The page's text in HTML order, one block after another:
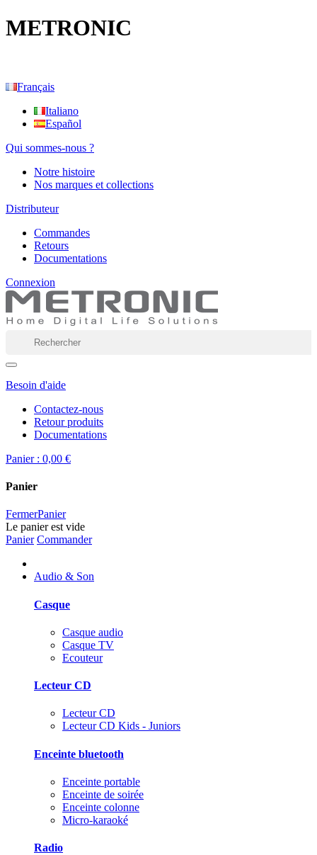
METRONIC
Français
Italiano
Español
Qui sommes-nous ?
Notre histoire
Nos marques et collections
Distributeur
Commandes
Retours
Documentations
Connexion
Besoin d'aide
Contactez-nous
Retour produits
Documentations
Panier : 0,00 €
Panier
FermerPanier
Le panier est vide
Panier Commander
Audio & Son
Casque
Casque audio
Casque TV
Ecouteur
Lecteur CD
Lecteur CD
Lecteur CD Kids - Juniors
Enceinte bluetooth
Enceinte portable
Enceinte de soirée
Enceinte colonne
Micro-karaoké
Radio